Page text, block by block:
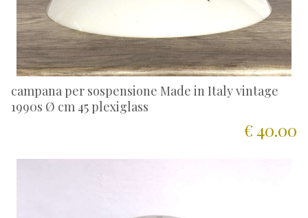
campana per sospensione Made in Italy vintage
1990s Ø cm 45 plexiglass
€ 40.00